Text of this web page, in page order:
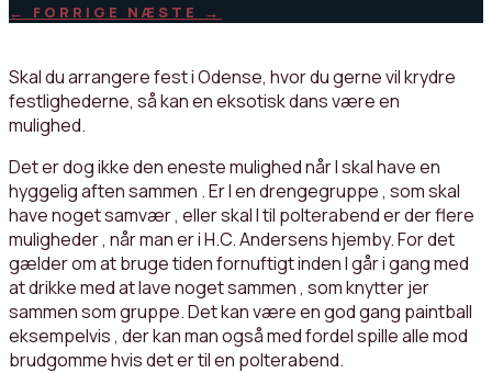
← FORRIGE NÆSTE →
Skal du arrangere fest i Odense, hvor du gerne vil krydre
festlighederne, så kan en eksotisk dans være en
mulighed.
Det er dog ikke den eneste mulighed når I skal have en
hyggelig aften sammen . Er I en drengegruppe , som skal
have noget samvær , eller skal I til polterabend er der flere
muligheder , når man er i H.C. Andersens hjemby. For det
gælder om at bruge tiden fornuftigt inden I går i gang med
at drikke med at lave noget sammen , som knytter jer
sammen som gruppe. Det kan være en god gang paintball
eksempelvis , der kan man også med fordel spille alle mod
brudgomme hvis det er til en polterabend.